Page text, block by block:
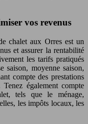
vos revenus
chalet aux Orres est un
et assurer la rentabilité
les tarifs pratiqués
saison, moyenne saison,
compte des prestations
également compte
tels que le ménage,
les impôts locaux, les